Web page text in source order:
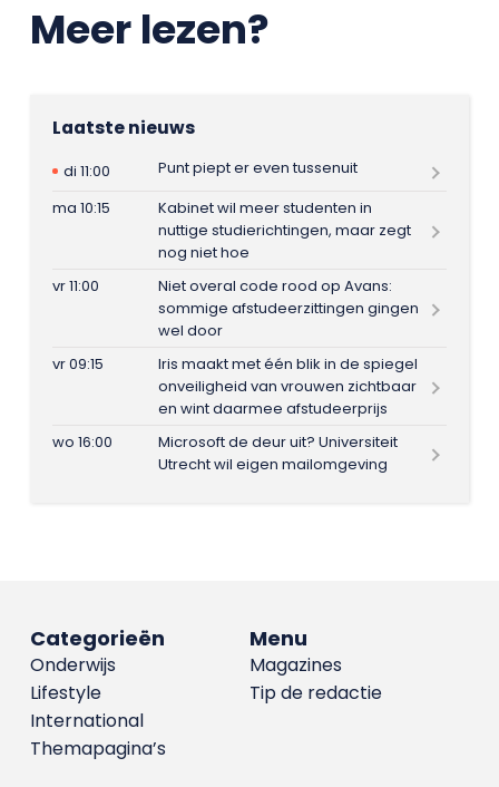
Meer lezen?
Laatste nieuws
di 11:00
Punt piept er even tussenuit
ma 10:15
Kabinet wil meer studenten in
nuttige studierichtingen, maar zegt
nog niet hoe
vr 11:00
Niet overal code rood op Avans:
sommige afstudeerzittingen gingen
wel door
vr 09:15
Iris maakt met één blik in de spiegel
onveiligheid van vrouwen zichtbaar
en wint daarmee afstudeerprijs
wo 16:00
Microsoft de deur uit? Universiteit
Utrecht wil eigen mailomgeving
Menu
Magazines
Tip de redactie
Categorieën
Onderwijs
Lifestyle
International
Themapagina’s